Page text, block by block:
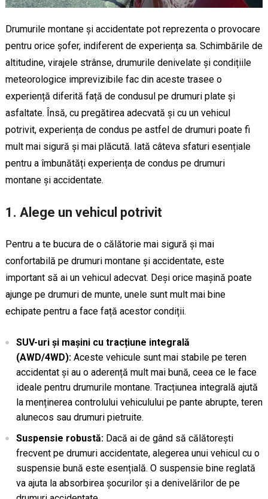
Drumurile montane și accidentate pot reprezenta o provocare
pentru orice șofer, indiferent de experiența sa. Schimbările de
altitudine, virajele strânse, drumurile denivelate și condițiile
meteorologice imprevizibile fac din aceste trasee o
experiență diferită față de condusul pe drumuri plate și
asfaltate. Însă, cu pregătirea adecvată și cu un vehicul
potrivit, experiența de condus pe astfel de drumuri poate fi
mult mai sigură și mai plăcută. Iată câteva sfaturi esențiale
pentru a îmbunătăți experiența de condus pe drumuri
montane și accidentate.
1. Alege un vehicul potrivit
Pentru a te bucura de o călătorie mai sigură și mai
confortabilă pe drumuri montane și accidentate, este
important să ai un vehicul adecvat. Deși orice mașină poate
ajunge pe drumuri de munte, unele sunt mult mai bine
echipate pentru a face față acestor condiții.
SUV-uri și mașini cu tracțiune integrală
(AWD/4WD):Aceste vehicule sunt mai stabile pe teren
accidentat și au o aderență mult mai bună, ceea ce le face
ideale pentru drumurile montane. Tracțiunea integrală ajută
la menținerea controlului vehiculului pe pante abrupte, teren
alunecos sau drumuri pietruite.
Suspensie robustă:Dacă ai de gând să călătorești
frecvent pe drumuri accidentate, alegerea unui vehicul cu o
suspensie bună este esențială. O suspensie bine reglată
va ajuta la absorbirea șocurilor și a denivelărilor de pe